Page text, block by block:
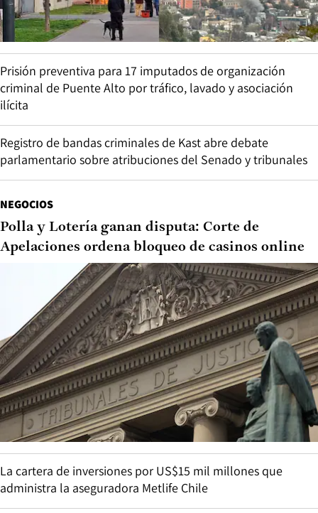
Prisión preventiva para 17 imputados de organización
criminal de Puente Alto por tráfico, lavado y asociación
ilícita
Registro de bandas criminales de Kast abre debate
parlamentario sobre atribuciones del Senado y tribunales
NEGOCIOS
Polla y Lotería ganan disputa: Corte de
Apelaciones ordena bloqueo de casinos online
La cartera de inversiones por US$15 mil millones que
administra la aseguradora Metlife Chile